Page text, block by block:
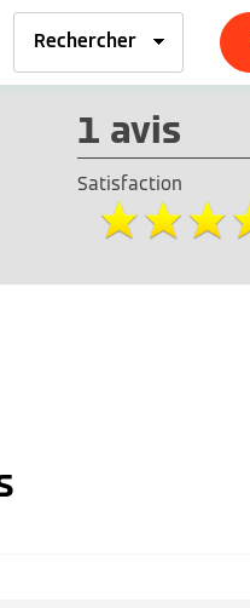
1 avis
Satisfaction